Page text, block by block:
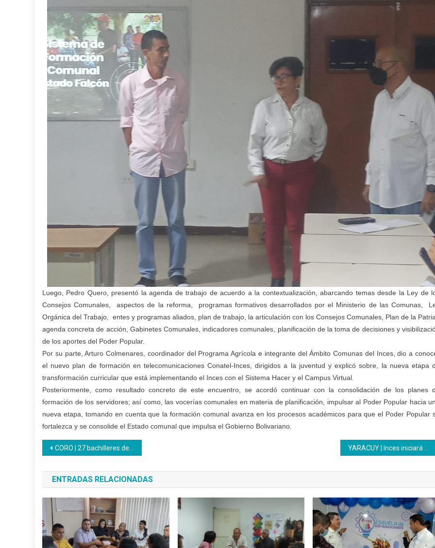
Luego, Pedro Quero, presentó la agenda de trabajo de acuerdo a la contextualización, abarcando temas desde la Ley de
Consejos Comunales, aspectos de la reforma, programas formativos desarrollados por el Ministerio de las Comunas,
Orgánica del Trabajo, entes y programas aliados, plan de trabajo, la articulación con los Consejos Comunales, Plan de la
agenda concreta de acción, Gabinetes Comunales, indicadores comunales, planificación de la toma de decisiones y
de los aportes del Poder Popular.
Por su parte, Arturo Colmenares, coordinador del Programa Agrícola e integrante del Ámbito Comunas del Inces, dio a
el nuevo plan de formación en telecomunicaciones Conatel-Inces, dirigidos a la juventud y explicó sobre, la nueva etapa
transformación curricular que está implementando el Inces con el Sistema Hacer y el Campus Virtual.
Posteriormente, como resultado concreto de este encuentro, se acordó continuar con la consolidación de los planes
formación de los servidores; así como, las vocerías comunales en materia de planificación, impulsar al Poder Popular hacia
nueva etapa, tomando en cuenta que la formación comunal avanza en los procesos académicos para que el Poder Popular
fortalezca y se consolide el Estado comunal que impulsa el Gobierno Bolivariano.
Navegación
de
entradas
CORO | 27 bachilleres de la Unidad Educativa Inces Falcón finalizan aprendizajes productivos
ENTRADAS RELACIONADAS